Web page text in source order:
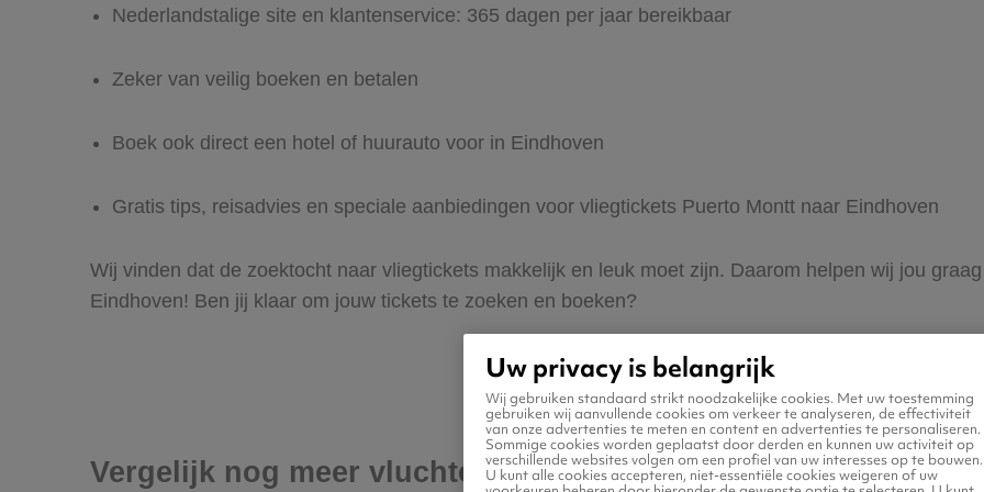
Nederlandstalige site en klantenservice: 365 dagen per jaar bereikbaar
Zeker van veilig boeken en betalen
Boek ook direct een hotel of huurauto voor in Eindhoven
Gratis tips, reisadvies en speciale aanbiedingen voor vliegtickets Puerto Montt naar Eindhoven
Wij vinden dat de zoektocht naar vliegtickets makkelijk en leuk moet zijn. Daarom helpen wij jou
Eindhoven! Ben jij klaar om jouw tickets te zoeken en boeken?
Vergelijk nog meer vluchten naar Eindhoven
Uw privacy is belangrijk
Wij gebruiken standaard strikt noodzakelijke cookies. Met uw toestemming
gebruiken wij aanvullende cookies om verkeer te analyseren, de effectiviteit
van onze advertenties te meten en content en advertenties te personaliseren.
Sommige cookies worden geplaatst door derden en kunnen uw activiteit op
verschillende websites volgen om een profiel van uw interesses op te bouwen.
U kunt alle cookies accepteren, niet-essentiële cookies weigeren of uw